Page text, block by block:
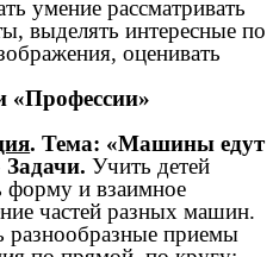
умение рассматривать
выделять интересные по
оценивать
«Профессии»
. Тема: «Машины едут
Задачи.Учить детей
форму и взаимное
частей разных машин.
разнообразные приемы